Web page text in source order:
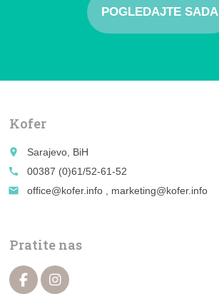
POGLEDAJTE SADA
Kofer
place
Sarajevo, BiH
call
00387 (0)61/52-61-52
email
office@kofer.info , marketing@kofer.info
Pratite nas